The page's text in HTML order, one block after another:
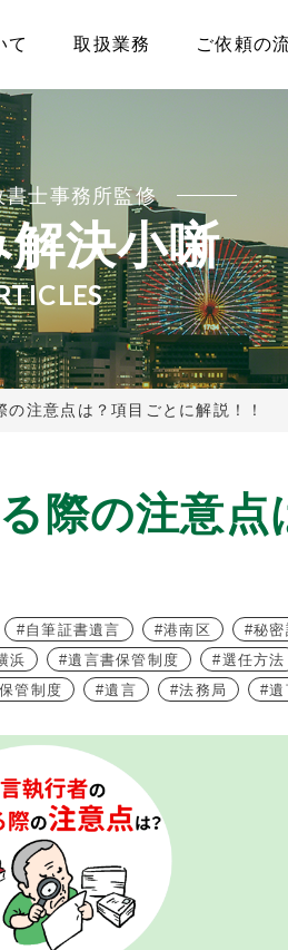
て 取扱業務 ご依頼の
書士事務所監修
解決小噺
注意点は？項目ごとに解説！！
際の注意点
自筆証書遺言 港南区
秘
浜 遺言書保管制度
選任方法
管制度 遺言 法務局 遺